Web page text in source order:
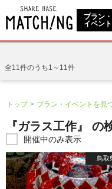
プラン・
イベント
全11件のうち1～11件
トップ プラン・イベントを見
『ガラス工作』 の
開催中のみ表示
鳥取